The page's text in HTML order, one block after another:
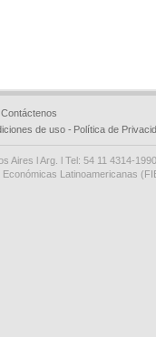
Contáctenos
de uso - Política de
Aires l Arg. l Tel: 54 11 4314-1990
Latinoamericanas